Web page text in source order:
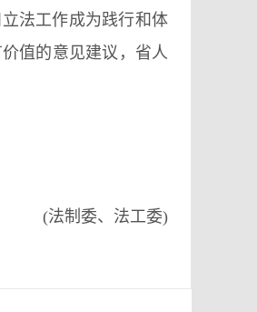
法工作成为践行和体
值的意见建议，省人
(法制委、法工委)